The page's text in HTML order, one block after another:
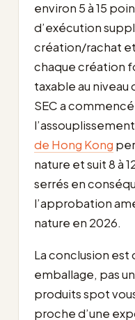
environ 5 à 15
d’exécution
création/rachat
chaque création
taxable au niveau
SEC a
de Hong Kong
nature et suit 8 à
serrés en
l’approbation
nature en 2026.
La conclusion est
emballage, pas
produits spot
proche d’une